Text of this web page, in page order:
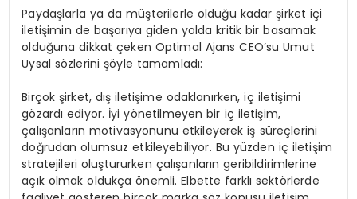
Paydaşlarla ya da müşterilerle olduğu kadar şirket içi
iletişimin de başarıya giden yolda kritik bir basamak
olduğuna dikkat çeken Optimal Ajans CEO’su Umut
Uysal sözlerini şöyle tamamladı:
Birçok şirket, dış iletişime odaklanırken, iç iletişimi
gözardı ediyor. İyi yönetilmeyen bir iç iletişim,
çalışanların motivasyonunu etkileyerek iş süreçlerini
doğrudan olumsuz etkileyebiliyor. Bu yüzden iç iletişim
stratejileri oluştururken çalışanların geribildirimlerine
açık olmak oldukça önemli. Elbette farklı sektörlerde